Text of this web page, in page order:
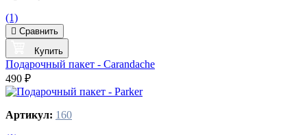
(1)
Сравнить
Купить
Подарочный пакет - Carandache
490 ₽
Артикул: 160